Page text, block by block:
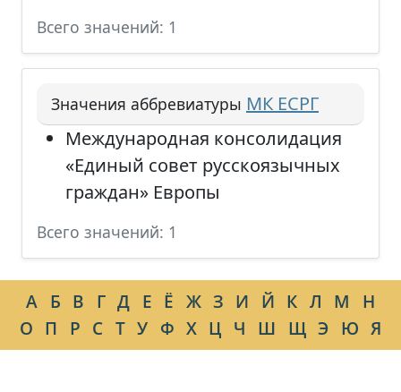
Всего значений: 1
Значения аббревиатуры МК ЕСРГ
Международная консолидация
«Единый совет русскоязычных
граждан» Европы
Всего значений: 1
А Б В Г Д Е Ё Ж З И Й К Л М
Н
О П Р С Т У Ф Х Ц Ч Ш Щ Э Ю Я